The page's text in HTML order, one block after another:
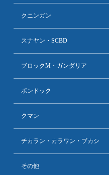
クニンガン
スナヤン・SCBD
ブロックM・ガンダリア
ポンドック
クマン
チカラン・カラワン・ブカシ
その他